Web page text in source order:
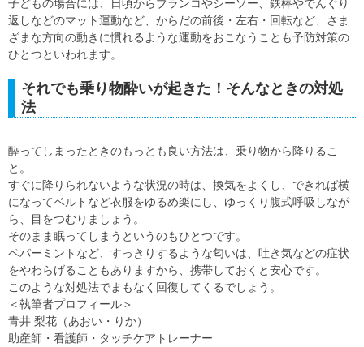
子どもの場合には、日頃からブランコやシーソー、鉄棒やでんぐり
返しなどのマット運動など、からだの前後・左右・回転など、さま
ざまな方向の動きに慣れるような運動をおこなうことも予防対策の
ひとつといわれます。
それでも乗り物酔いが起きた！そんなときの対処
法
酔ってしまったときのもっとも良い方法は、乗り物から降りるこ
と。
すぐに降りられないような状況の時は、換気をよくし、できれば横
になってベルトなど衣服をゆるめ楽にし、ゆっくり腹式呼吸しなが
ら、目をつむりましょう。
そのまま眠ってしまうというのもひとつです。
ペパーミントなど、すっきりするような匂いは、吐き気などの症状
をやわらげることもありますから、携帯しておくと安心です。
このような対処法でまもなく回復してくるでしょう。
＜執筆者プロフィール＞
青井 梨花（あおい・りか）
助産師・看護師・タッチケアトレーナー